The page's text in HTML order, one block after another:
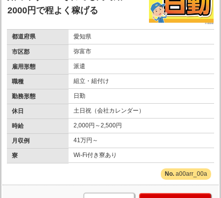
2000円で程よく稼げる
都道府県 愛知県
市区郡 弥富市
雇用形態 派遣
職種 組立・組付け
勤務形態 日勤
休日 土日祝（会社カレンダー）
時給 2,000円～2,500円
月収例 41万円～
寮 Wi-Fi付き寮あり
a00arr_00a